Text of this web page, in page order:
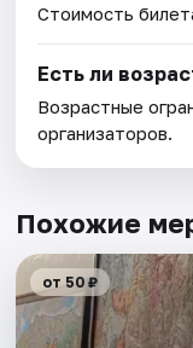
Стоимость
Есть ли
Возрастные
организаторов.
Похожие
от 50 ₽